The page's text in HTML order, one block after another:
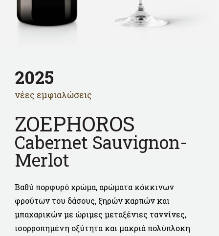
2025
νέες εμφιαλώσεις
ZOEPHOROS
Cabernet Sauvignon-
Merlot
Βαθύ πορφυρό χρώμα, αρώματα κόκκινων
φρούτων του δάσους, ξηρών καρπών και
μπαχαρικών με ώριμες μεταξένιες ταννίνες,
ισορροπημένη οξύτητα και μακριά πολύπλοκη